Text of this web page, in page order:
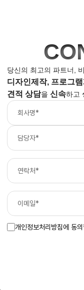
당신의 최고의 파트너,
디자인제작, 프로그
견적 상담을 신속하고
개인정보처리방침에 동